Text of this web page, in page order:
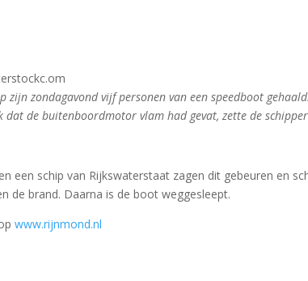
zijn zondagavond vijf personen van een speedboot
dat de buitenboordmotor vlam had gevat, zette de
een schip van Rijkswaterstaat zagen dit gebeuren en
de brand. Daarna is de boot weggesleept.
www.rijnmond.nl